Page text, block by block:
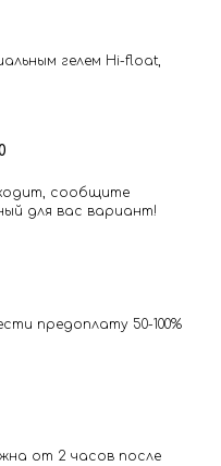
гелем Hi-float,
сообщите
для вас вариант!
предоплату 50-100%
от 2 часов после